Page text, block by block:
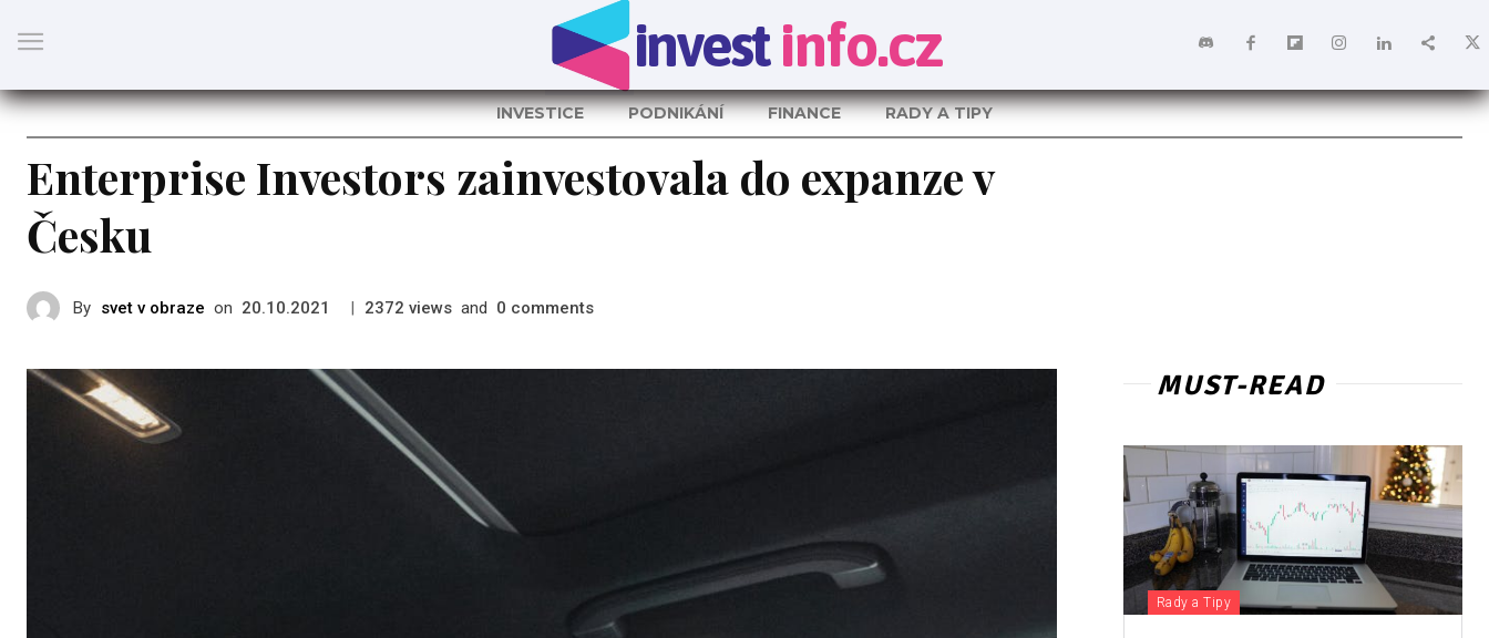
invest info.cz
INVESTICE PODNIKÁNÍ FINANCE RADY A TIPY
Podnikání
Enterprise Investors zainvestovala do expanze v
Česku
By svet v obraze on 20.10.2021 | 2372 views and 0 comments
MUST-READ
Rady a Tipy